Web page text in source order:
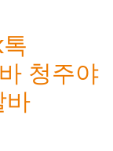
청주야
바